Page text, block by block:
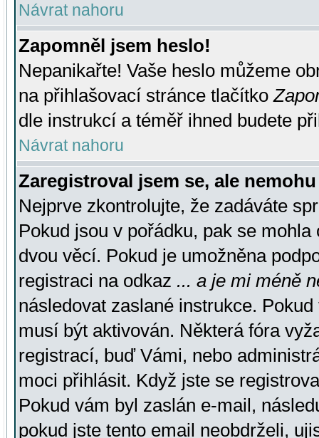
Návrat nahoru
Zapomněl jsem heslo!
Nepanikařte! Vaše heslo můžeme
na přihlašovací stránce tlačítko
dle instrukcí a téměř ihned budete
Návrat nahoru
Zaregistroval jsem se, ale
Nejprve zkontrolujte, že zadáváte
Pokud jsou v pořádku, pak se
dvou věcí. Pokud je umožněna
registraci na odkaz ... a je mi méně
následovat zaslané instrukce.
musí být aktivován. Některá fóra
registrací, buď Vámi, nebo
moci přihlásit. Když jste se
Pokud vám byl zaslán e-mail,
pokud jste tento email neobdrželi,